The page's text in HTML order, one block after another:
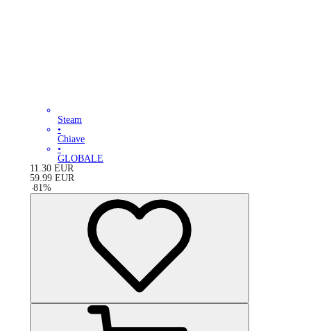
Steam
•
Chiave
•
GLOBALE
11.30 EUR
59.99 EUR
-81%